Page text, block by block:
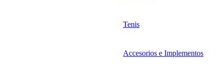
Tenis
Accesorios e Implementos